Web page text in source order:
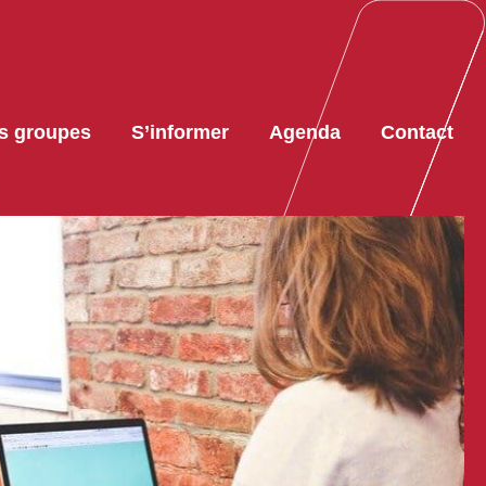
groupes S’informer Agenda Contact